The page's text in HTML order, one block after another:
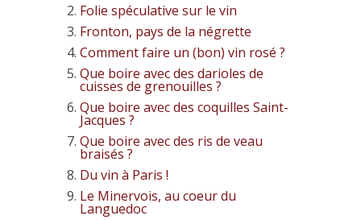
Folie spéculative sur le vin
Fronton, pays de la négrette
Comment faire un (bon) vin rosé ?
Que boire avec des darioles de
cuisses de grenouilles ?
Que boire avec des coquilles Saint-
Jacques ?
Que boire avec des ris de veau
braisés ?
Du vin à Paris !
Le Minervois, au coeur du
Languedoc